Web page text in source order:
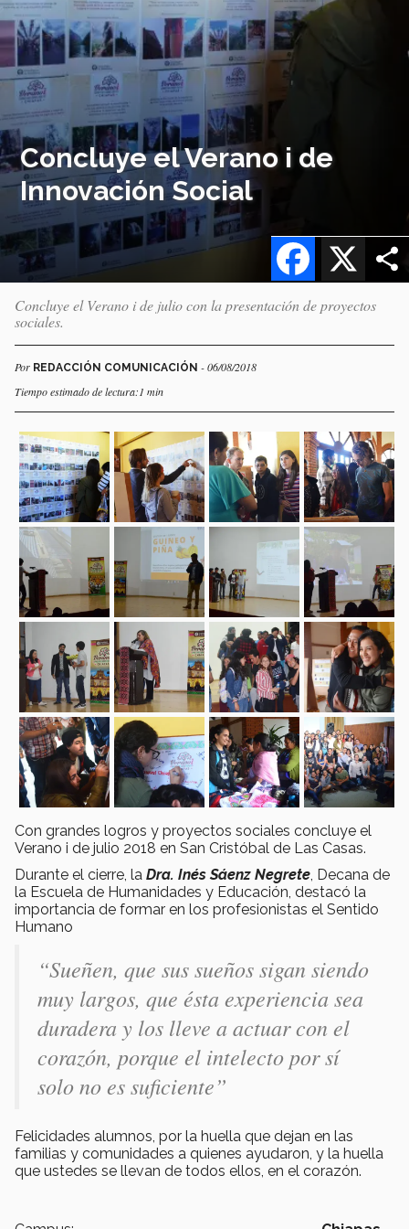
Concluye el Verano i de
Innovación Social
X
Facebook
Concluye el Verano i de julio con la presentación de proyectos
sociales.
Por REDACCIÓN COMUNICACIÓN - 06/08/2018
Tiempo estimado de lectura:1 min
Con grandes logros y proyectos sociales concluye el
Verano i de julio 2018 en San Cristóbal de Las Casas.
Durante el cierre, la Dra. Inés Sáenz Negrete , Decana de
la Escuela de Humanidades y Educación, destacó la
importancia de formar en los profesionistas el Sentido
Humano
“Sueñen, que sus sueños sigan siendo
muy largos, que ésta experiencia sea
duradera y los lleve a actuar con el
corazón, porque el intelecto por sí
solo no es suficiente”
Felicidades alumnos, por la huella que dejan en las
familias y comunidades a quienes ayudaron, y la huella
que ustedes se llevan de todos ellos, en el corazón.